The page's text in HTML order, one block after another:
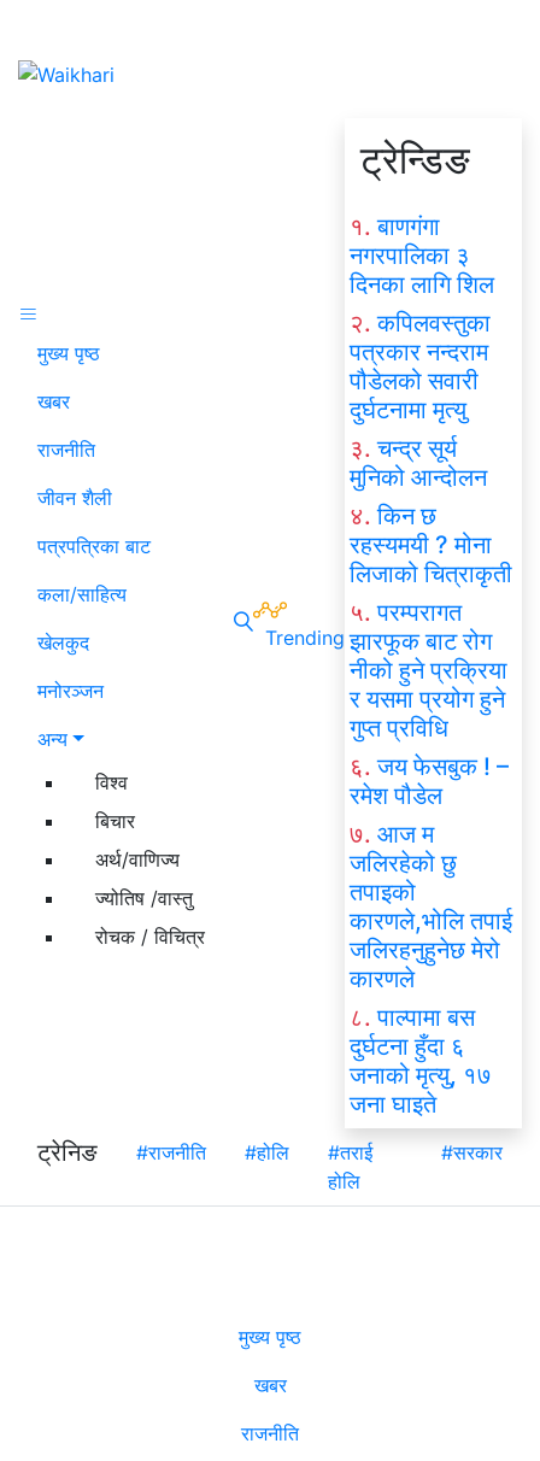
मुख्य पृष्ठ
खबर
राजनीति
जीवन शैली
पत्रपत्रिका बाट
कला/साहित्य
खेलकुद
मनोरञ्जन
अन्य
विश्व
बिचार
अर्थ/वाणिज्य
ज्योतिष /वास्तु
रोचक / विचित्र
Trending
ट्रेन्डिङ
१. बाणगंगा
नगरपालिका ३
दिनका लागि शिल
२. कपिलवस्तुका
पत्रकार नन्दराम
पौडेलको सवारी
दुर्घटनामा मृत्यु
३. चन्द्र सूर्य
मुनिको आन्दोलन
४. किन छ
रहस्यमयी ? मोना
लिजाको चित्राकृती
५. परम्परागत
झारफूक बाट रोग
नीको हुने प्रक्रिया
र यसमा प्रयोग हुने
गुप्त प्रविधि
६. जय फेसबुक ! –
रमेश पौडेल
७. आज म
जलिरहेको छु
तपाइको
कारणले,भोलि तपाई
जलिरहनुहुनेछ मेरो
कारणले
८. पाल्पामा बस
दुर्घटना हुँदा ६
जनाको मृत्यु, १७
जना घाइते
ट्रेनिङ
#राजनीति #होलि
#तराई
होलि
#सरकार
मुख्य पृष्ठ
खबर
राजनीति